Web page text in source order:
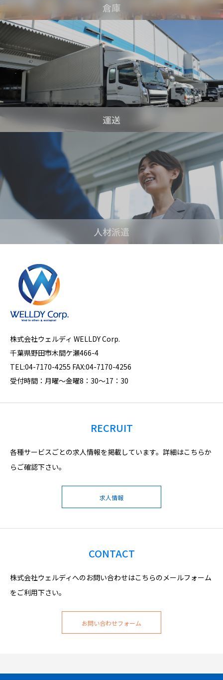
倉庫
運送
人材派遣
株式会社ウェルディ WELLDY Corp.
千葉県野田市木間ケ瀬466-4
TEL:04-7170-4255 ​FAX:04-7170-4256
受付時間：月曜～金曜8：30～17：30
RECRUIT
各種サービスごとの求人情報を掲載しています。詳細はこちらか
らご確認下さい。
求人情報
CONTACT
株式会社ウェルディへのお問い合わせはこちらのメールフォーム
をご利用下さい。
お問い合わせフォーム